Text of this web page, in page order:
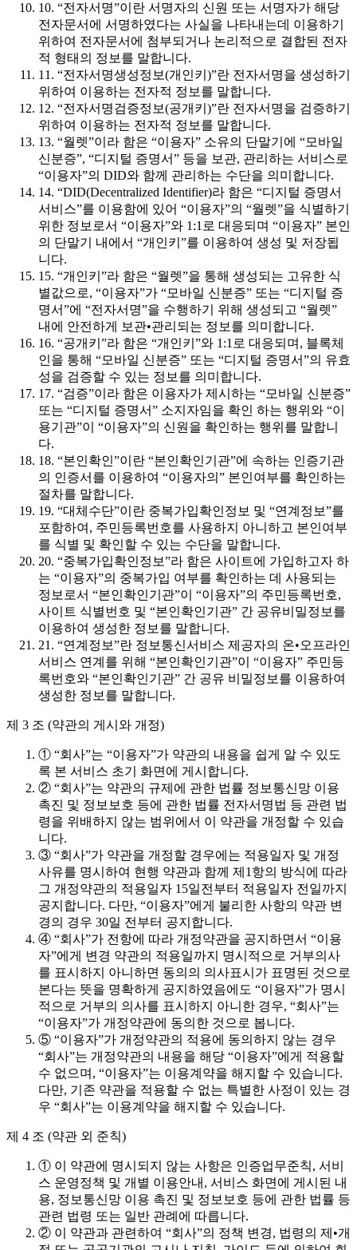
10. “전자서명”이란 서명자의 신원 또는 서명자가 해당
전자문서에 서명하였다는 사실을 나타내는데 이용하기
위하여 전자문서에 첨부되거나 논리적으로 결합된 전자
적 형태의 정보를 말합니다.
11. “전자서명생성정보(개인키)”란 전자서명을 생성하기
위하여 이용하는 전자적 정보를 말합니다.
12. “전자서명검증정보(공개키)”란 전자서명을 검증하기
위하여 이용하는 전자적 정보를 말합니다.
13. “월렛”이라 함은 “이용자” 소유의 단말기에 “모바일
신분증”, “디지털 증명서” 등을 보관, 관리하는 서비스로
“이용자”의 DID와 함께 관리하는 수단을 의미합니다.
14. “DID(Decentralized Identifier)라 함은 “디지털 증명서
서비스”를 이용함에 있어 “이용자”의 “월렛”을 식별하기
위한 정보로서 “이용자”와 1:1로 대응되며 “이용자” 본인
의 단말기 내에서 “개인키”를 이용하여 생성 및 저장됩
니다.
15. “개인키”라 함은 “월렛”을 통해 생성되는 고유한 식
별값으로, “이용자”가 “모바일 신분증” 또는 “디지털 증
명서”에 “전자서명”을 수행하기 위해 생성되고 “월렛”
내에 안전하게 보관•관리되는 정보를 의미합니다.
16. “공개키”라 함은 “개인키”와 1:1로 대응되며, 블록체
인을 통해 “모바일 신분증” 또는 “디지털 증명서”의 유효
성을 검증할 수 있는 정보를 의미합니다.
17. “검증”이라 함은 이용자가 제시하는 “모바일 신분증”
또는 “디지털 증명서” 소지자임을 확인 하는 행위와 “이
용기관”이 “이용자”의 신원을 확인하는 행위를 말합니
다.
18. “본인확인”이란 “본인확인기관”에 속하는 인증기관
의 인증서를 이용하여 “이용자의” 본인여부를 확인하는
절차를 말합니다.
19. “대체수단”이란 중복가입확인정보 및 “연계정보”를
포함하여, 주민등록번호를 사용하지 아니하고 본인여부
를 식별 및 확인할 수 있는 수단을 말합니다.
20. “중복가입확인정보”라 함은 사이트에 가입하고자 하
는 “이용자”의 중복가입 여부를 확인하는 데 사용되는
정보로서 “본인확인기관”이 “이용자”의 주민등록번호,
사이트 식별번호 및 “본인확인기관” 간 공유비밀정보를
이용하여 생성한 정보를 말합니다.
21. “연계정보”란 정보통신서비스 제공자의 온•오프라인
서비스 연계를 위해 “본인확인기관”이 “이용자” 주민등
록번호와 “본인확인기관” 간 공유 비밀정보를 이용하여
생성한 정보를 말합니다.
제 3 조 (약관의 게시와 개정)
① “회사”는 “이용자”가 약관의 내용을 쉽게 알 수 있도
록 본 서비스 초기 화면에 게시합니다.
② “회사”는 약관의 규제에 관한 법률 정보통신망 이용
촉진 및 정보보호 등에 관한 법률 전자서명법 등 관련 법
령을 위배하지 않는 범위에서 이 약관을 개정할 수 있습
니다.
③ “회사”가 약관을 개정할 경우에는 적용일자 및 개정
사유를 명시하여 현행 약관과 함께 제1항의 방식에 따라
그 개정약관의 적용일자 15일전부터 적용일자 전일까지
공지합니다. 다만, “이용자”에게 불리한 사항의 약관 변
경의 경우 30일 전부터 공지합니다.
④ “회사”가 전항에 따라 개정약관을 공지하면서 “이용
자”에게 변경 약관의 적용일까지 명시적으로 거부의사
를 표시하지 아니하면 동의의 의사표시가 표명된 것으로
본다는 뜻을 명확하게 공지하였음에도 “이용자”가 명시
적으로 거부의 의사를 표시하지 아니한 경우, “회사”는
“이용자”가 개정약관에 동의한 것으로 봅니다.
⑤ “이용자”가 개정약관의 적용에 동의하지 않는 경우
“회사”는 개정약관의 내용을 해당 “이용자”에게 적용할
수 없으며, “이용자”는 이용계약을 해지할 수 있습니다.
다만, 기존 약관을 적용할 수 없는 특별한 사정이 있는 경
우 “회사”는 이용계약을 해지할 수 있습니다.
제 4 조 (약관 외 준칙)
① 이 약관에 명시되지 않는 사항은 인증업무준칙, 서비
스 운영정책 및 개별 이용안내, 서비스 화면에 게시된 내
용, 정보통신망 이용 촉진 및 정보보호 등에 관한 법률 등
관련 법령 또는 일반 관례에 따릅니다.
② 이 약관과 관련하여 “회사”의 정책 변경, 법령의 제•개